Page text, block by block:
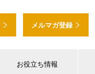
メルマガ登録
お役立ち情報